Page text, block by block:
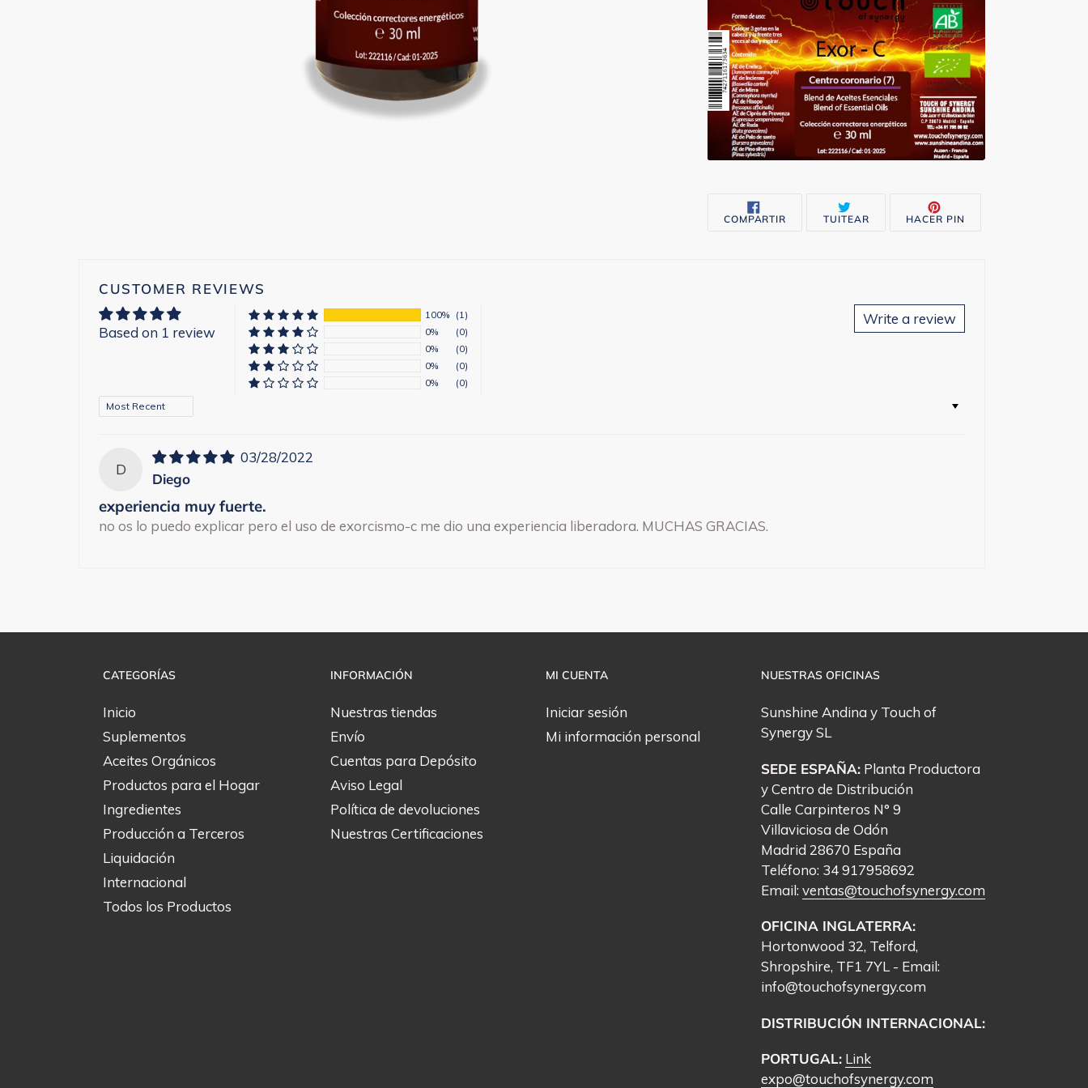
carrito
COMPARTIR COMPARTIRTUITEARTUITEARHACER PIN
CUSTOMER REVIEWS
Based on 1 review
Write a review
100% (1)
0%
(0)
0%
(0)
0%
(0)
0%
(0)
Sort by
D
03/28/2022
Diego
experiencia muy fuerte.
no os lo puedo explicar pero el uso de exorcismo-c me dio una experiencia liberadora. MUCHAS GRACIAS.
CATEGORÍAS
Inicio
Suplementos
Aceites Orgánicos
Productos para el Hogar
Ingredientes
Producción a Terceros
Liquidación
Internacional
Todos los Productos
INFORMACIÓN
Nuestras tiendas
Envío
Cuentas para Depósito
Aviso Legal
Política de devoluciones
Nuestras Certificaciones
MI CUENTA
Iniciar sesión
Mi información personal
NUESTRAS OFICINAS
Sunshine Andina y Touch of
SynergySL
SEDE ESPAÑA:Planta Productora
y Centro de Distribución
Calle Carpinteros N° 9
Villaviciosa de Odón
Madrid 28670 España
Teléfono: 34 917958692
Email: ventas@touchofsynergy.com
OFICINA INGLATERRA:
Hortonwood 32, Telford,
Shropshire, TF1 7YL - Email:
info@touchofsynergy.com
DISTRIBUCIÓN INTERNACIONAL:
PORTUGAL: Link
expo@touchofsynergy.com